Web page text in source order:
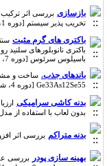
بازسازی بررسی اثر ترکیب
تخریب پذیر سیستم [دوره 1، شماره 2]
باکتری های گرم مثبت
باکتری نانوبلورهای سلنید
باسیلوس سرئوس [دوره 7، شماره 3]
باندهای جذب. ساخت و
Ge33As12Se55 [دوره 4، شماره 4]
بدنه کاشی سرامیکی
بدون لعاب با استفاده از مدل
بدنه متراکم بررسی اثر افزودنی
بهینه سازی پودر بررسی